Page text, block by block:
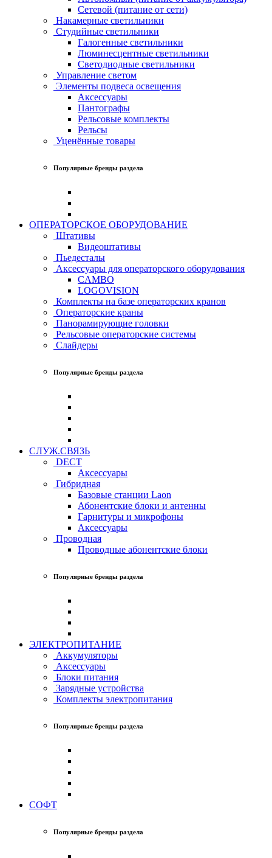
Сетевой (питание от сети)
Накамерные светильники
Студийные светильники
Галогенные светильники
Люминесцентные светильники
Светодиодные светильники
Управление светом
Элементы подвеса освещения
Аксессуары
Пантографы
Рельсовые комплекты
Рельсы
Уценённые товары
Популярные бренды раздела
ОПЕРАТОРСКОЕ ОБОРУДОВАНИЕ
Штативы
Видеоштативы
Пьедесталы
Аксессуары для операторского оборудования
CAMBO
LOGOVISION
Комплекты на базе операторских кранов
Операторские краны
Панорамирующие головки
Рельсовые операторские системы
Слайдеры
Популярные бренды раздела
СЛУЖ.СВЯЗЬ
DECT
Аксессуары
Гибридная
Базовые станции Laon
Абонентские блоки и антенны
Гарнитуры и микрофоны
Аксессуары
Проводная
Проводные абонентские блоки
Популярные бренды раздела
ЭЛЕКТРОПИТАНИЕ
Аккумуляторы
Аксессуары
Блоки питания
Зарядные устройства
Комплекты электропитания
Популярные бренды раздела
СОФТ
Популярные бренды раздела